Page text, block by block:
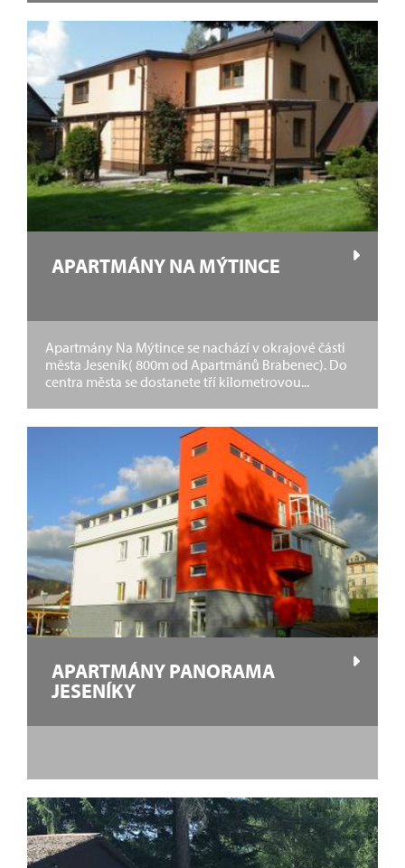
APARTMÁNY NA MÝTINCE
Apartmány Na Mýtince se nachází v okrajové části
města Jeseník( 800m od Apartmánů Brabenec). Do
centra města se dostanete tří kilometrovou...
APARTMÁNY PANORAMA
JESENÍKY